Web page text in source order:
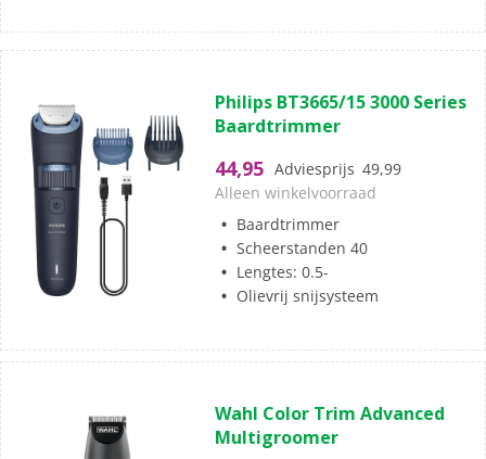
van
de
sterren.
140
beoordelingen
Philips BT3665/15 3000 Series
Baardtrimmer
44,95 Adviesprijs 49,99
Alleen winkelvoorraad
Baardtrimmer
Scheerstanden 40
Lengtes: 0.5-
Olievrij snijsysteem
van
de
Wahl Color Trim Advanced
Multigroomer